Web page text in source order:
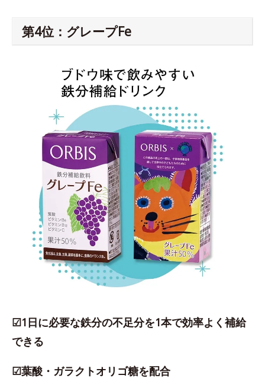
第4位：グレープFe
☑1日に必要な鉄分の不足分を1本で効率よく補給
できる
☑葉酸・ガラクトオリゴ糖を配合